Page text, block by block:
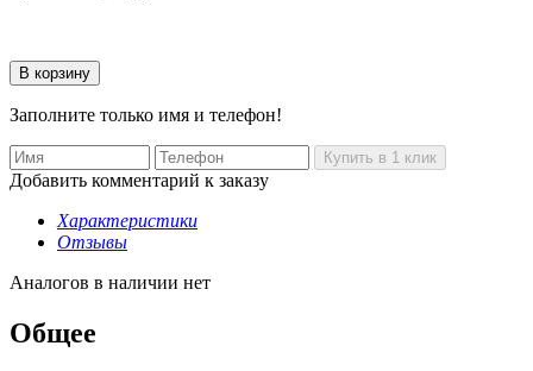
Заполните только имя и телефон!
Добавить комментарий к заказу
Характеристики
Отзывы
Аналогов в наличии нет
Общее